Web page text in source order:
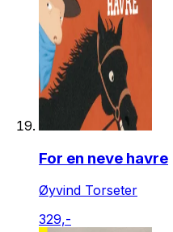
For en neve havre
Øyvind Torseter
329,-